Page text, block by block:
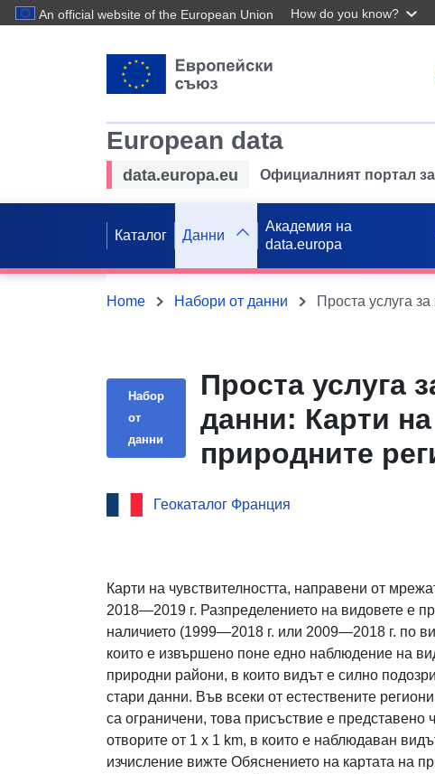
An official website of the European Union How do you know?
European data
data.europa.eu Официалният портал
Каталог Данни
Академия на
data.europa
Home Набори от данни
Набор
от
данни
Проста услуга
данни: Карти
природните
Геокаталог Франция
Карти на чувствителността, направени от
2018—2019 г. Разпределението на видовете е
наличието (1999—2018 г. или 2009—2018 г. по
които е извършено поне едно наблюдение на
природни райони, в които видът е силно
стари данни. Във всеки от естествените
са ограничени, това присъствие е представено
отворите от 1 x 1 km, в които е наблюдаван
изчисление вижте Обяснението на картата на